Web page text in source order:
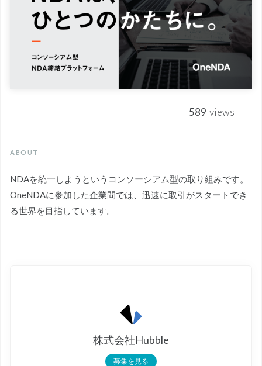
589 views
ABOUT
NDAを統一しようというコンソーシアム型の取り組みです。
OneNDAに参加した企業間では、迅速に取引がスタートでき
る世界を目指しています。
株式会社Hubble
募集を見る